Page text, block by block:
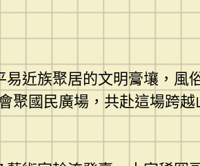
近族聚居的文明膏壤，風
聚國民廣場，共赴這場跨